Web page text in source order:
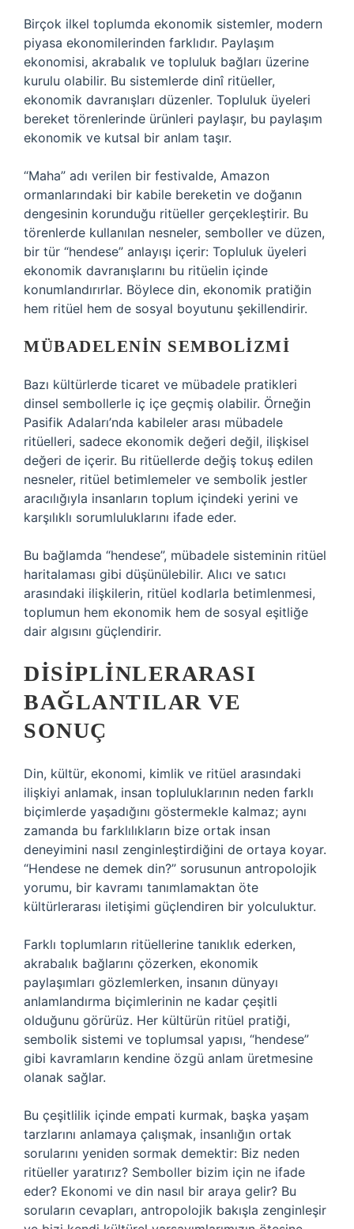
Birçok ilkel toplumda ekonomik sistemler, modern
piyasa ekonomilerinden farklıdır. Paylaşım
ekonomisi, akrabalık ve topluluk bağları üzerine
kurulu olabilir. Bu sistemlerde dinî ritüeller,
ekonomik davranışları düzenler. Topluluk üyeleri
bereket törenlerinde ürünleri paylaşır, bu paylaşım
ekonomik ve kutsal bir anlam taşır.
“Maha” adı verilen bir festivalde, Amazon
ormanlarındaki bir kabile bereketin ve doğanın
dengesinin korunduğu ritüeller gerçekleştirir. Bu
törenlerde kullanılan nesneler, semboller ve düzen,
bir tür “hendese” anlayışı içerir: Topluluk üyeleri
ekonomik davranışlarını bu ritüelin içinde
konumlandırırlar. Böylece din, ekonomik pratiğin
hem ritüel hem de sosyal boyutunu şekillendirir.
MÜBADELENIN SEMBOLIZMI
Bazı kültürlerde ticaret ve mübadele pratikleri
dinsel sembollerle iç içe geçmiş olabilir. Örneğin
Pasifik Adaları’nda kabileler arası mübadele
ritüelleri, sadece ekonomik değeri değil, ilişkisel
değeri de içerir. Bu ritüellerde değiş tokuş edilen
nesneler, ritüel betimlemeler ve sembolik jestler
aracılığıyla insanların toplum içindeki yerini ve
karşılıklı sorumluluklarını ifade eder.
Bu bağlamda “hendese”, mübadele sisteminin ritüel
haritalaması gibi düşünülebilir. Alıcı ve satıcı
arasındaki ilişkilerin, ritüel kodlarla betimlenmesi,
toplumun hem ekonomik hem de sosyal eşitliğe
dair algısını güçlendirir.
DISIPLINLERARASI
BAĞLANTILAR VE
SONUÇ
Din, kültür, ekonomi, kimlik ve ritüel arasındaki
ilişkiyi anlamak, insan topluluklarının neden farklı
biçimlerde yaşadığını göstermekle kalmaz; aynı
zamanda bu farklılıkların bize ortak insan
deneyimini nasıl zenginleştirdiğini de ortaya koyar.
“Hendese ne demek din?” sorusunun antropolojik
yorumu, bir kavramı tanımlamaktan öte
kültürlerarası iletişimi güçlendiren bir yolculuktur.
Farklı toplumların ritüellerine tanıklık ederken,
akrabalık bağlarını çözerken, ekonomik
paylaşımları gözlemlerken, insanın dünyayı
anlamlandırma biçimlerinin ne kadar çeşitli
olduğunu görürüz. Her kültürün ritüel pratiği,
sembolik sistemi ve toplumsal yapısı, “hendese”
gibi kavramların kendine özgü anlam üretmesine
olanak sağlar.
Bu çeşitlilik içinde empati kurmak, başka yaşam
tarzlarını anlamaya çalışmak, insanlığın ortak
sorularını yeniden sormak demektir: Biz neden
ritüeller yaratırız? Semboller bizim için ne ifade
eder? Ekonomi ve din nasıl bir araya gelir? Bu
soruların cevapları, antropolojik bakışla zenginleşir